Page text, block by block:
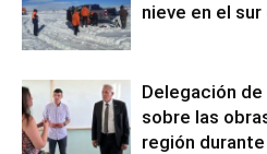
nieve en el
Delegación
sobre las
región